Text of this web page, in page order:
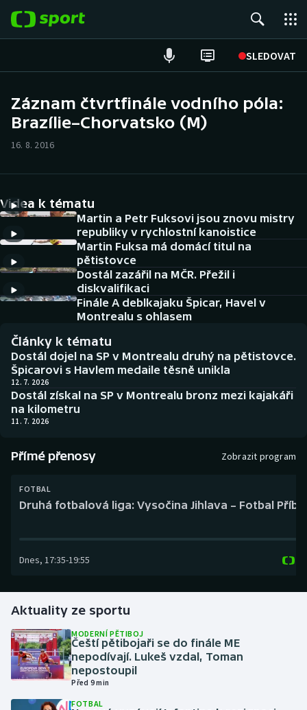
SLEDOVAT
Hokej
Cyklistika
DALŠÍ SPORTY
Americký fotbal
Baseball a softbal
Basketbal
Biatlon
Boby a skeleton
Box
Golf
Gymnastika
Házená
NEPŘEHLÉDNĚTE
Historické návraty
Aplikace ČT sport
AZ kvíz
Záznam čtvrtfinále vodního póla:
Brazílie–Chorvatsko (M)
16. 8. 2016
Videa k tématu
Martin a Petr Fuksovi jsou znovu mistry
republiky v rychlostní kanoistice
Martin Fuksa má domácí titul na
pětistovce
Dostál zazářil na MČR. Přežil i
diskvalifikaci
Finále A deblkajaku Špicar, Havel v
Montrealu s ohlasem
Články k tématu
Dostál dojel na SP v Montrealu druhý na pětistovce.
Špicarovi s Havlem medaile těsně unikla
12. 7. 2026
Dostál získal na SP v Montrealu bronz mezi kajakáři
na kilometru
11. 7. 2026
Přímé přenosy Zobrazit program
FOTBAL
Druhá fotbalová liga: Vysočina Jihlava – Fotbal
Dnes, 17:35-19:55
Aktuality ze sportu
MODERNÍ PĚTIBOJ
Čeští pětibojaři se do finále ME
nepodívají. Lukeš vzdal, Toman
nepostoupil
Před 9 min
FOTBAL